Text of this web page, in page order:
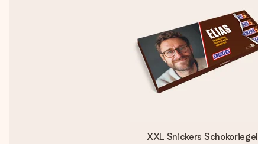
XXL Snickers Schokoriegel